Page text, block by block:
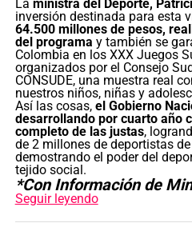
La ministra del Deporte,
inversión destinada para esta
64.500 millones de pesos,
del programa y también se
Colombia en los XXX Juegos
organizados por el Consejo
CONSUDE, una muestra real
nuestros niños, niñas y
Así las cosas, el Gobierno
desarrollando por cuarto año
completo de las justas,
de 2 millones de deportistas
demostrando el poder del
tejido social.
*Con Información de
Seguir leyendo